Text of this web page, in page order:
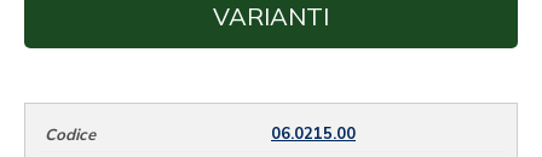
VARIANTI
06.0215.00